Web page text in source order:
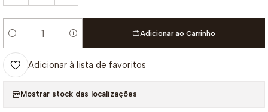
Quantidade
Adicionar ao Carrinho
Adicionar à lista de favoritos
Mostrar stock das localizações